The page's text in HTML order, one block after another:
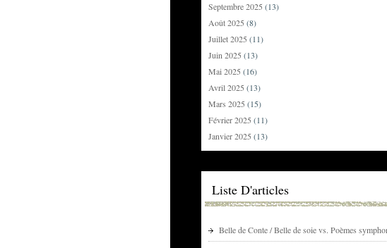
Septembre 2025 (13)
Août 2025 (8)
Juillet 2025 (11)
Juin 2025 (13)
Mai 2025 (16)
Avril 2025 (13)
Mars 2025 (15)
Février 2025 (11)
Janvier 2025 (13)
Liste D'articles
Belle de Conte / Belle de soie vs. Poèmes